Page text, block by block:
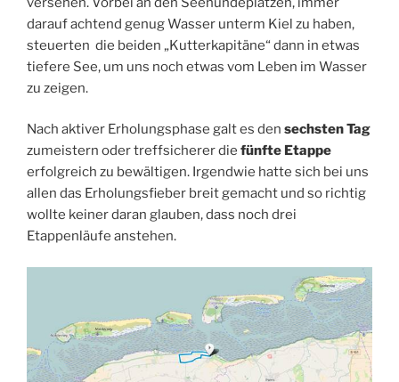
darauf achtend genug Wasser unterm Kiel zu haben,
steuerten die beiden „Kutterkapitäne“ dann in etwas
tiefere See, um uns noch etwas vom Leben im Wasser
zu zeigen.
Nach aktiver Erholungsphase galt es den sechsten Tag
zumeistern oder treffsicherer die fünfte Etappe
erfolgreich zu bewältigen. Irgendwie hatte sich bei uns
allen das Erholungsfieber breit gemacht und so richtig
wollte keiner daran glauben, dass noch drei
Etappenläufe anstehen.